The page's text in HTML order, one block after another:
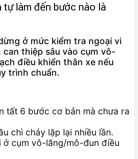
tự làm đến bước nào là
ở mức kiểm tra ngoại vi
thiệp sâu vào cụm vô-
điều khiển thân xe nếu
trình chuẩn.
tất 6 bước cơ bản mà chưa ra
chì cháy lặp lại nhiều lần.
ở cụm vô-lăng/mô-đun điều